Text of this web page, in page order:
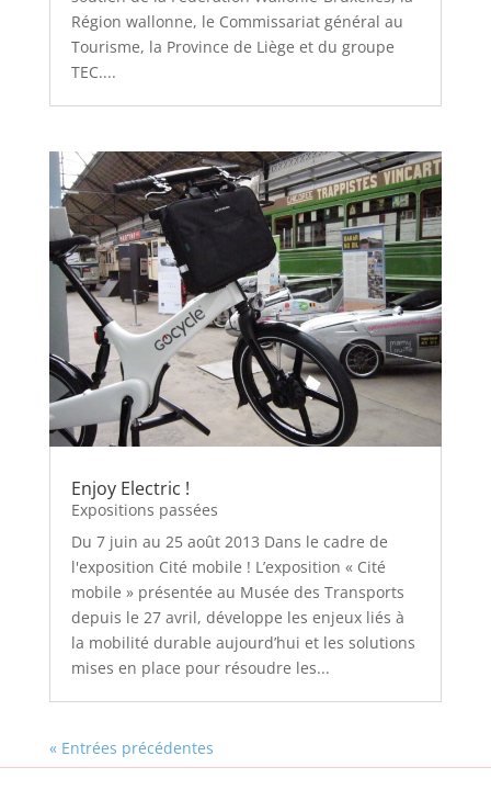
Région wallonne, le Commissariat général au
Tourisme, la Province de Liège et du groupe
TEC....
Enjoy Electric !
Expositions passées
Du 7 juin au 25 août 2013 Dans le cadre de
l'exposition Cité mobile ! L’exposition « Cité
mobile » présentée au Musée des Transports
depuis le 27 avril, développe les enjeux liés à
la mobilité durable aujourd’hui et les solutions
mises en place pour résoudre les...
« Entrées précédentes